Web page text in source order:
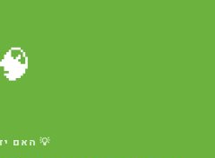
🧠
💡 האם